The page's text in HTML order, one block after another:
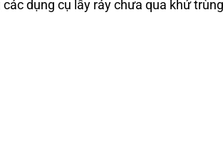
dụng cụ lấy ráy chưa qua khử